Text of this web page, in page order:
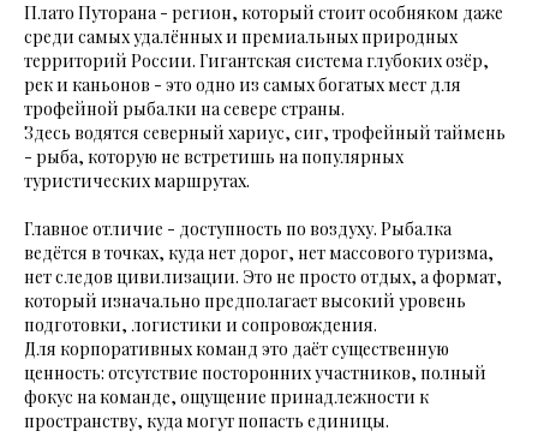
Плато Путорана - регион, который стоит особняком даже
среди самых удалённых и премиальных природных
территорий России. Гигантская система глубоких озёр,
рек и каньонов - это одно из самых богатых мест для
трофейной рыбалки на севере страны.
Здесь водятся северный хариус, сиг, трофейный таймень
- рыба, которую не встретишь на популярных
туристических маршрутах.
Главное отличие - доступность по воздуху. Рыбалка
ведётся в точках, куда нет дорог, нет массового туризма,
нет следов цивилизации. Это не просто отдых, а формат,
который изначально предполагает высокий уровень
подготовки, логистики и сопровождения.
Для корпоративных команд это даёт существенную
ценность: отсутствие посторонних участников, полный
фокус на команде, ощущение принадлежности к
пространству, куда могут попасть единицы.